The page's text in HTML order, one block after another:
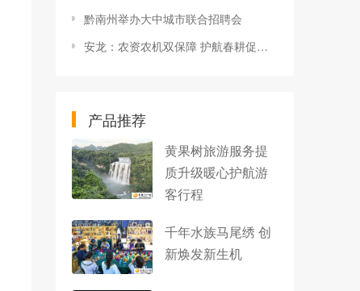
黔南州举办大中城市联合招聘会
安龙：农资农机双保障 护航春耕促生产
产品推荐
黄果树旅游服务提
质升级暖心护航游
客行程
千年水族马尾绣 创
新焕发新生机